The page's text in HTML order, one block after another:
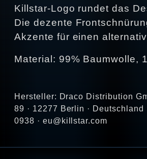
Killstar‑Logo rundet das
Die dezente
Akzente für einen
Material: 99% Baumwolle,
Hersteller: Draco Distribution
89 · 12277 Berlin · Deutschland
0938 · eu@killstar.com